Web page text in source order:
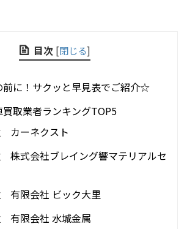
目次 [閉じる]
前に！サクッと早見表でご紹介☆
取業者ランキングTOP5
カーネクスト
株式会社ブレイング響マテリアルセ
有限会社 ビック大里
有限会社 水城金属